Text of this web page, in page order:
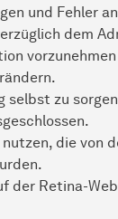
und Fehler
dem
selbst zu
nutzen, die von
der Retina-